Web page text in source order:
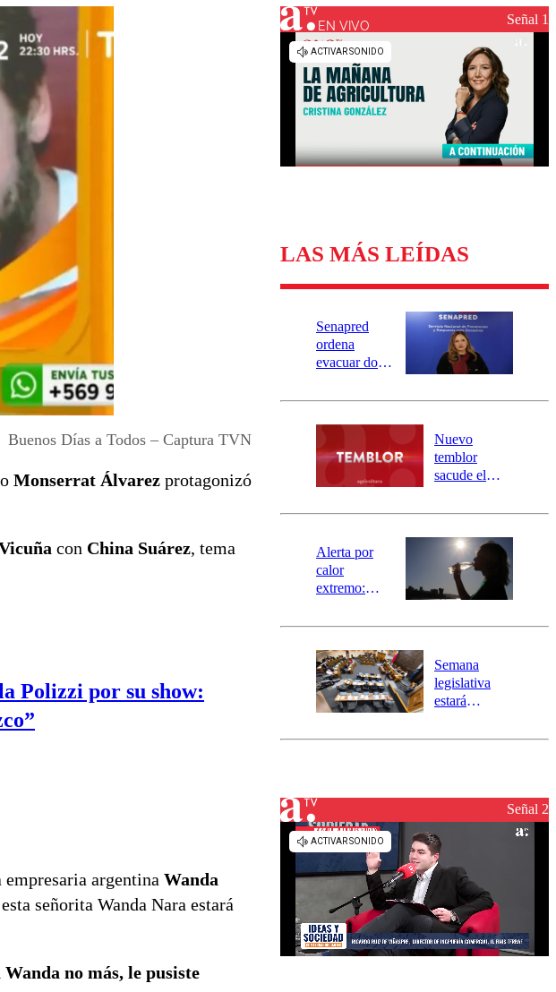
Universidad de Chile
Sustentabilidad
Buenos Días a Todos – Captura TVN
Monserrat Álvarez protagonizó
con China Suárez, tema
Polizzi por su show:
argentina Wanda
señorita Wanda Nara estará
no más, le pusiste
EN VIVO Señal 1
LAS MÁS LEÍDAS
Senapred
ordena
evacuar dos
Carahue por
río Damas:
activa
mensajería
SAE
Nuevo
temblor
sacude el
revisa la
epicentro
Alerta por
calor
extremo:
activa Alerta
Preventiva en
tres comunas
Semana
legislativa
estará
el fin de la
reconstrucciónSeñal 2